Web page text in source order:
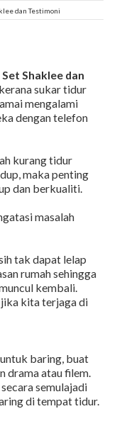
dan Testimoni
Shaklee dan
sukar tidur
mengalami
dengan telefon
kurang tidur
maka penting
dan berkualiti.
masalah
tak dapat lelap
rumah sehingga
kembali.
kita terjaga di
baring, buat
drama atau filem.
semulajadi
di tempat tidur.